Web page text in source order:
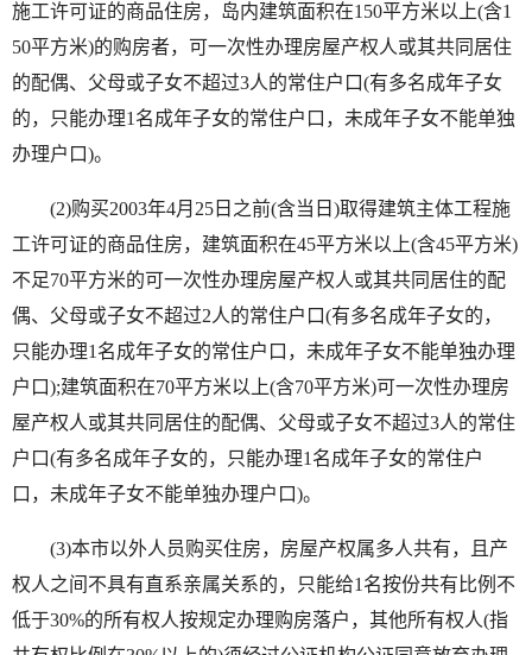
施工许可证的商品住房，岛内建筑面积在150平方米以上(含1
50平方米)的购房者，可一次性办理房屋产权人或其共同居住
的配偶、父母或子女不超过3人的常住户口(有多名成年子女
的，只能办理1名成年子女的常住户口，未成年子女不能单独
办理户口)。
(2)购买2003年4月25日之前(含当日)取得建筑主体工程施
工许可证的商品住房，建筑面积在45平方米以上(含45平方米)
不足70平方米的可一次性办理房屋产权人或其共同居住的配
偶、父母或子女不超过2人的常住户口(有多名成年子女的，
只能办理1名成年子女的常住户口，未成年子女不能单独办理
户口);建筑面积在70平方米以上(含70平方米)可一次性办理房
屋产权人或其共同居住的配偶、父母或子女不超过3人的常住
户口(有多名成年子女的，只能办理1名成年子女的常住户
口，未成年子女不能单独办理户口)。
(3)本市以外人员购买住房，房屋产权属多人共有，且产
权人之间不具有直系亲属关系的，只能给1名按份共有比例不
低于30%的所有权人按规定办理购房落户，其他所有权人(指